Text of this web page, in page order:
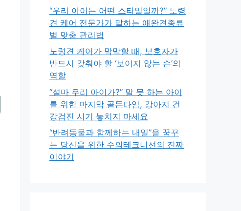
“우리 아이는 어떤 스타일일까?” 노령
견 케어 전문가가 말하는 애완견종류
별 맞춤 관리법
노령견 케어가 막막할 때, 보호자가
반드시 갖춰야 할 ‘보이지 않는 손’의
역할
“설마 우리 아이가?” 말 못 하는 아이
를 위한 마지막 골든타임, 강아지 건
강검진 시기 놓치지 마세요
“반려동물과 함께하는 내일”을 꿈꾸
는 당신을 위한 수의테크니션의 진짜
이야기